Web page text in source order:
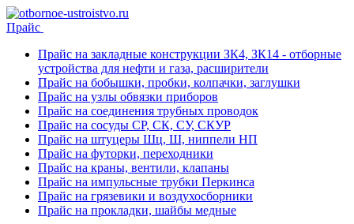
Прайс
Прайс на закладные конструкции ЗК4, ЗК14 - отборные
устройства для нефти и газа, расширители
Прайс на бобышки, пробки, колпачки, заглушки
Прайс на узлы обвязки приборов
Прайс на соединения трубных проводок
Прайс на сосуды СР, СК, СУ, СКУР
Прайс на штуцеры Шц, Ш, ниппели НП
Прайс на футорки, переходники
Прайс на краны, вентили, клапаны
Прайс на импульсные трубки Перкинса
Прайс на грязевики и воздухосборники
Прайс на прокладки, шайбы медные